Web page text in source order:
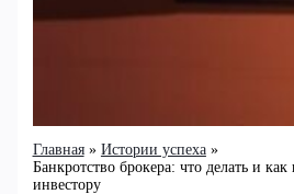
Главная
Истории успеха
Банкротство брокера: что делать и как
инвестору